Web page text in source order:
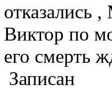
отказались
Виктор по
его смерть
Записан